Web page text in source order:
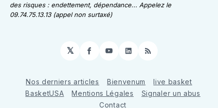
des risques : endettement, dépendance... Appelez le
09.74.75.13.13 (appel non surtaxé)
𝕏 Facebook
YouTube
LinkedIn
RSS
Nos derniers articles Bienvenum
live basket
BasketUSA
Mentions Légales
Signaler un abus
Contact